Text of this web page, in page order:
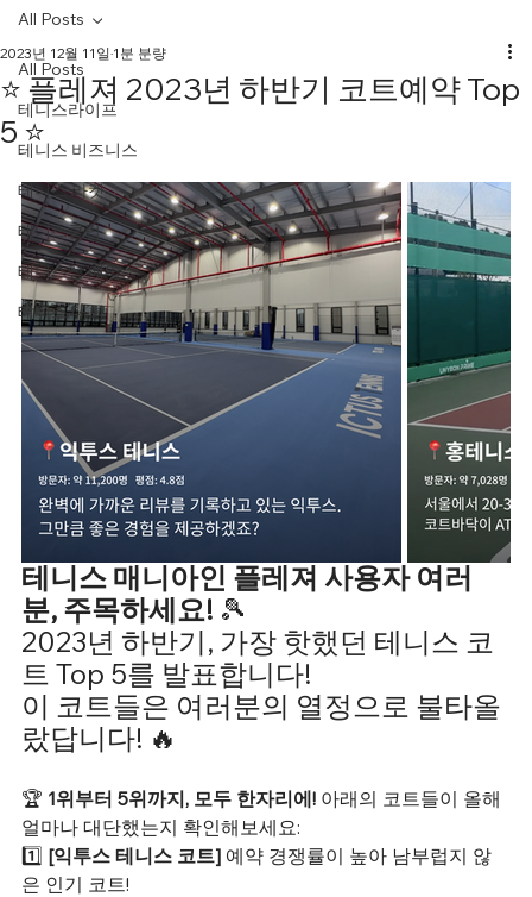
All Posts
테니스라이프
테니스 비즈니스
테니스 라켓
테니스클럽
테니스장 예약
테니스 대회
All Posts
⭐ 플레져 2023년 하반기 코트예약 Top
5 ⭐
2023년 12월 11일 1분 분량
테니스 매니아인 플레져 사용자 여러
분, 주목하세요! 🎾
2023년 하반기, 가장 핫했던 테니스 코
트 Top 5를 발표합니다!
이 코트들은 여러분의 열정으로 불타올
랐답니다! 🔥
🏆 1위부터 5위까지, 모두 한자리에! 아래의 코트들이 올해
얼마나 대단했는지 확인해보세요:
1️⃣ [익투스 테니스 코트] 예약 경쟁률이 높아 남부럽지 않
은 인기 코트!